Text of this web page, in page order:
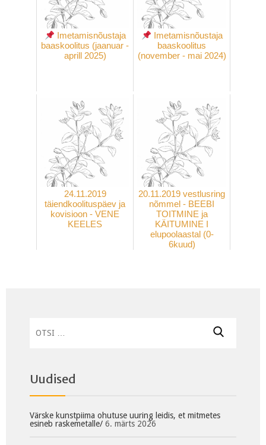
Imetamisnõustaja
baaskoolitus (jaanuar -
aprill 2025)
Imetamisnõustaja
baaskoolitus
(november - mai 2024)
24.11.2019
täiendkoolituspäev ja
kovisioon - VENE
KEELES
20.11.2019 vestlusring
nõmmel - BEEBI
TOITMINE ja
KÄITUMINE I
elupoolaastal (0-
6kuud)
Uudised
Värske kunstpiima ohutuse uuring leidis, et mitmetes
esineb raskemetalle/ 6. märts 2026